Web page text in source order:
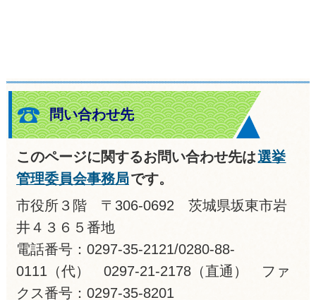
問い合わせ先
このページに関するお問い合わせ先は選挙
管理委員会事務局です。
市役所３階 〒306-0692 茨城県坂東市岩
井４３６５番地
電話番号：0297-35-2121/0280-88-
0111（代） 0297-21-2178（直通） ファ
クス番号：0297-35-8201